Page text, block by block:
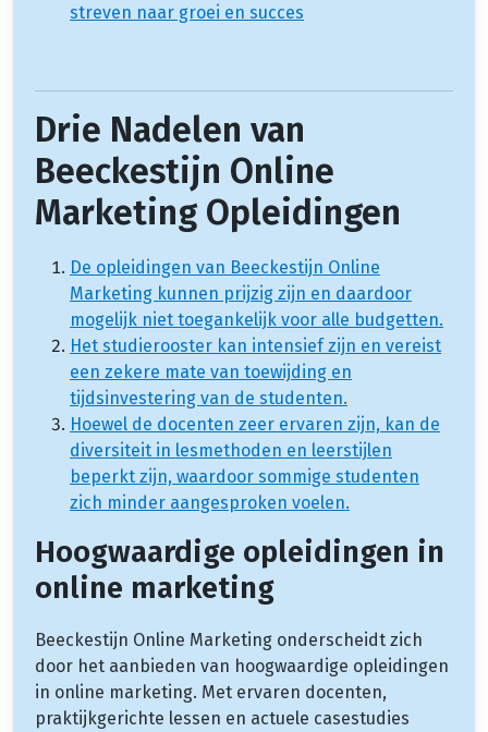
streven naar groei en succes
Drie Nadelen van
Beeckestijn Online
Marketing Opleidingen
De opleidingen van Beeckestijn Online
Marketing kunnen prijzig zijn en daardoor
mogelijk niet toegankelijk voor alle budgetten.
Het studierooster kan intensief zijn en vereist
een zekere mate van toewijding en
tijdsinvestering van de studenten.
Hoewel de docenten zeer ervaren zijn, kan de
diversiteit in lesmethoden en leerstijlen
beperkt zijn, waardoor sommige studenten
zich minder aangesproken voelen.
Hoogwaardige opleidingen in
online marketing
Beeckestijn Online Marketing onderscheidt zich
door het aanbieden van hoogwaardige opleidingen
in online marketing. Met ervaren docenten,
praktijkgerichte lessen en actuele casestudies